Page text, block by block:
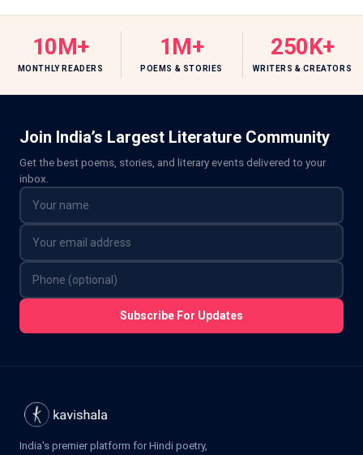
10M+
MONTHLY READERS
1M+
POEMS & STORIES
250K+
WRITERS & CREATORS
Join India’s Largest Literature Community
Get the best poems, stories, and literary events delivered to your
inbox.
Subscribe For Updates
India's premier platform for Hindi poetry,